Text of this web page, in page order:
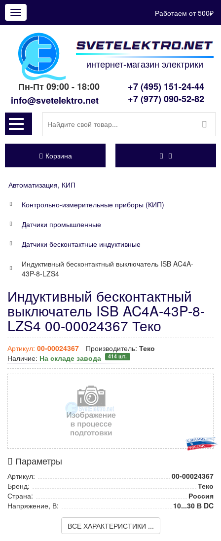
Показать
меню
Работаем от 500₽
интернет-магазин электрики
Пн-Пт 09:00 - 18:00
info@svetelektro.net
+7 (495) 151-24-44
+7 (977) 090-52-82
Корзина
Автоматизация, КИП
Контрольно-измерительные приборы (КИП)
Датчики промышленные
Датчики бесконтактные индуктивные
Индуктивный бесконтактный выключатель ISB AC4A-
43P-8-LZS4
Индуктивный бесконтактный
выключатель ISB AC4A-43P-8-
LZS4 00-00024367 Теко
Артикул: 00-00024367 Производитель: Теко
Наличие: На складе завода 414 шт.
Параметры
Артикул:
00-00024367
Бренд:
Теко
Страна:
Россия
Напряжение, В:
10...30 В DC
ВСЕ ХАРАКТЕРИСТИКИ ...